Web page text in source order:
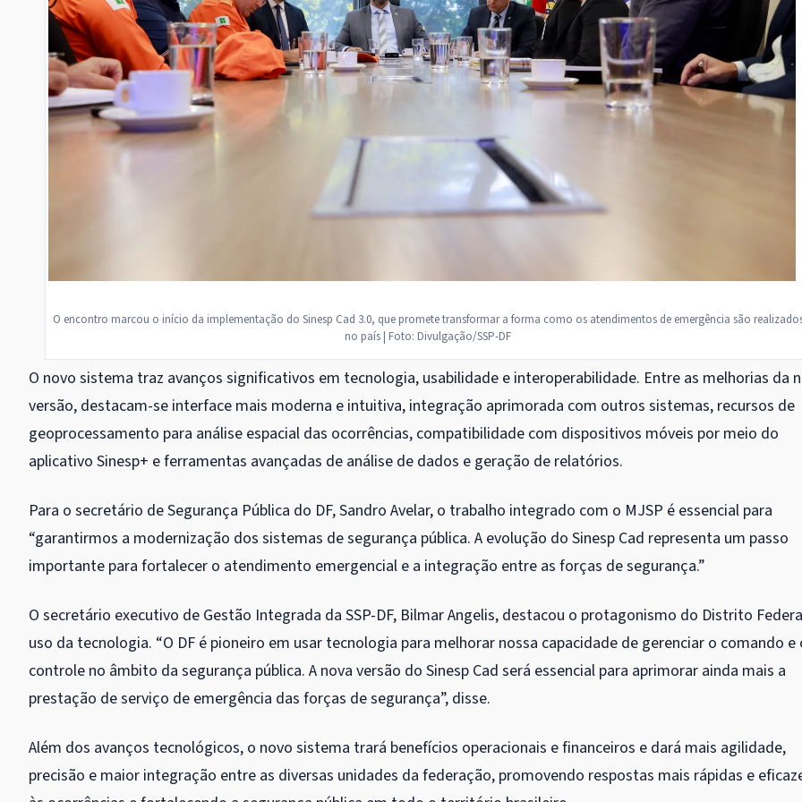
O encontro marcou o início da implementação do Sinesp Cad 3.0, que promete transformar a forma como os atendimentos de emergência são
no país | Foto: Divulgação/SSP-DF
O novo sistema traz avanços significativos em tecnologia, usabilidade e interoperabilidade. Entre as melhorias da
versão, destacam-se interface mais moderna e intuitiva, integração aprimorada com outros sistemas, recursos de
geoprocessamento para análise espacial das ocorrências, compatibilidade com dispositivos móveis por meio do
aplicativo Sinesp+ e ferramentas avançadas de análise de dados e geração de relatórios.
Para o secretário de Segurança Pública do DF, Sandro Avelar, o trabalho integrado com o MJSP é essencial para
“garantirmos a modernização dos sistemas de segurança pública. A evolução do Sinesp Cad representa um passo
importante para fortalecer o atendimento emergencial e a integração entre as forças de segurança.”
O secretário executivo de Gestão Integrada da SSP-DF, Bilmar Angelis, destacou o protagonismo do Distrito
uso da tecnologia. “O DF é pioneiro em usar tecnologia para melhorar nossa capacidade de gerenciar o comando e
controle no âmbito da segurança pública. A nova versão do Sinesp Cad será essencial para aprimorar ainda mais a
prestação de serviço de emergência das forças de segurança”, disse.
Além dos avanços tecnológicos, o novo sistema trará benefícios operacionais e financeiros e dará mais agilidade,
precisão e maior integração entre as diversas unidades da federação, promovendo respostas mais rápidas e